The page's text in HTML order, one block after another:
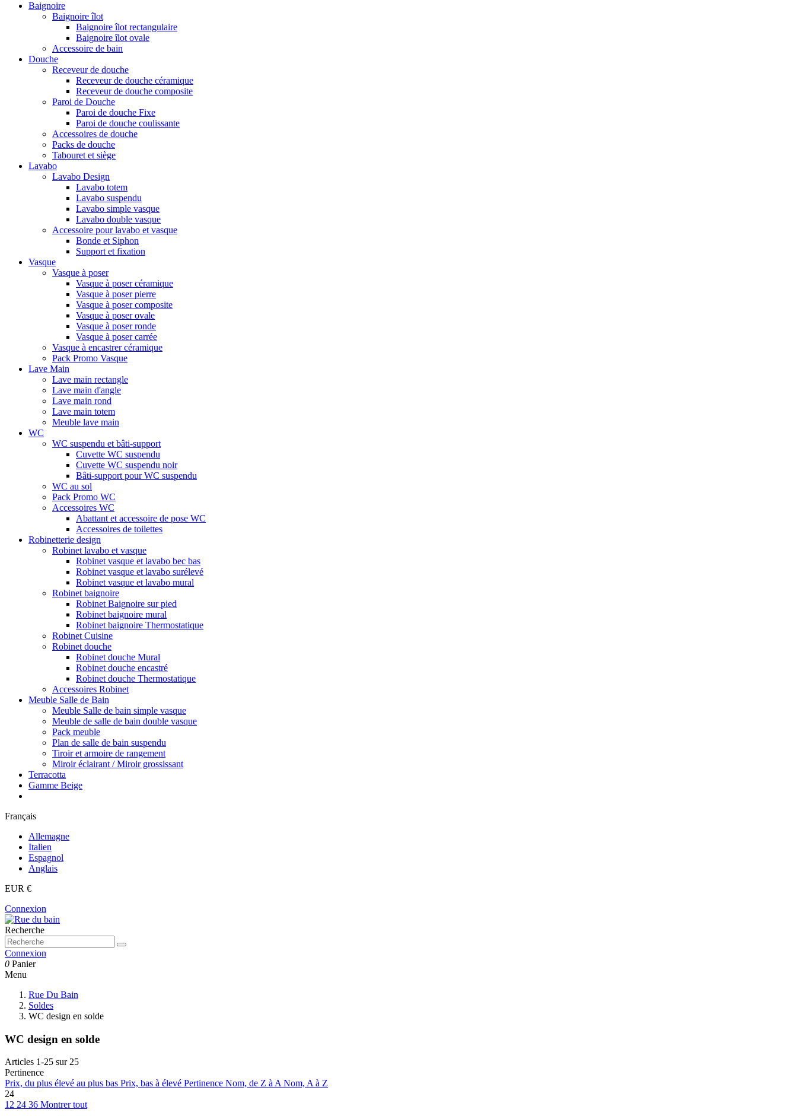
Baignoire
Baignoire îlot
Baignoire îlot rectangulaire
Baignoire îlot ovale
Accessoire de bain
Douche
Receveur de douche
Receveur de douche céramique
Receveur de douche composite
Paroi de Douche
Paroi de douche Fixe
Paroi de douche coulissante
Accessoires de douche
Packs de douche
Tabouret et siège
Lavabo
Lavabo Design
Lavabo totem
Lavabo suspendu
Lavabo simple vasque
Lavabo double vasque
Accessoire pour lavabo et vasque
Bonde et Siphon
Support et fixation
Vasque
Vasque à poser
Vasque à poser céramique
Vasque à poser pierre
Vasque à poser composite
Vasque à poser ovale
Vasque à poser ronde
Vasque à poser carrée
Vasque à encastrer céramique
Pack Promo Vasque
Lave Main
Lave main rectangle
Lave main d'angle
Lave main rond
Lave main totem
Meuble lave main
WC
WC suspendu et bâti-support
Cuvette WC suspendu
Cuvette WC suspendu noir
Bâti-support pour WC suspendu
WC au sol
Pack Promo WC
Accessoires WC
Abattant et accessoire de pose WC
Accessoires de toilettes
Robinetterie design
Robinet lavabo et vasque
Robinet vasque et lavabo bec bas
Robinet vasque et lavabo surélevé
Robinet vasque et lavabo mural
Robinet baignoire
Robinet Baignoire sur pied
Robinet baignoire mural
Robinet baignoire Thermostatique
Robinet Cuisine
Robinet douche
Robinet douche Mural
Robinet douche encastré
Robinet douche Thermostatique
Accessoires Robinet
Meuble Salle de Bain
Meuble Salle de bain simple vasque
Meuble de salle de bain double vasque
Pack meuble
Plan de salle de bain suspendu
Tiroir et armoire de rangement
Miroir éclairant / Miroir grossissant
Terracotta
Gamme Beige
Français
Allemagne
Italien
Espagnol
Anglais
EUR €
Connexion
Recherche
Connexion
0 Panier
Menu
Rue Du Bain
Soldes
WC design en solde
WC design en solde
Articles 1-25 sur 25
Pertinence
Prix, du plus élevé au plus bas Prix, bas à élevé Pertinence Nom, de Z à ANom, A à Z
24
12 24 36 Montrer tout